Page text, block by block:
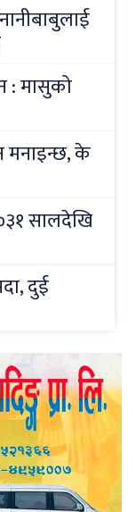
: मासुको
मनाइन्छ, के
सालदेखि
दुई